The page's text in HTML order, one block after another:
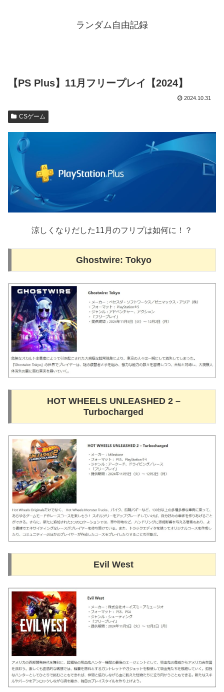
ランダム自由記録
【PS Plus】11月フリープレイ【2024】
2024.10.31
CSゲーム
涼しくなりだした11月のフリプは如何に！？
Ghostwire: Tokyo
HOT WHEELS UNLEASHED 2 –
Turbocharged
Evil West